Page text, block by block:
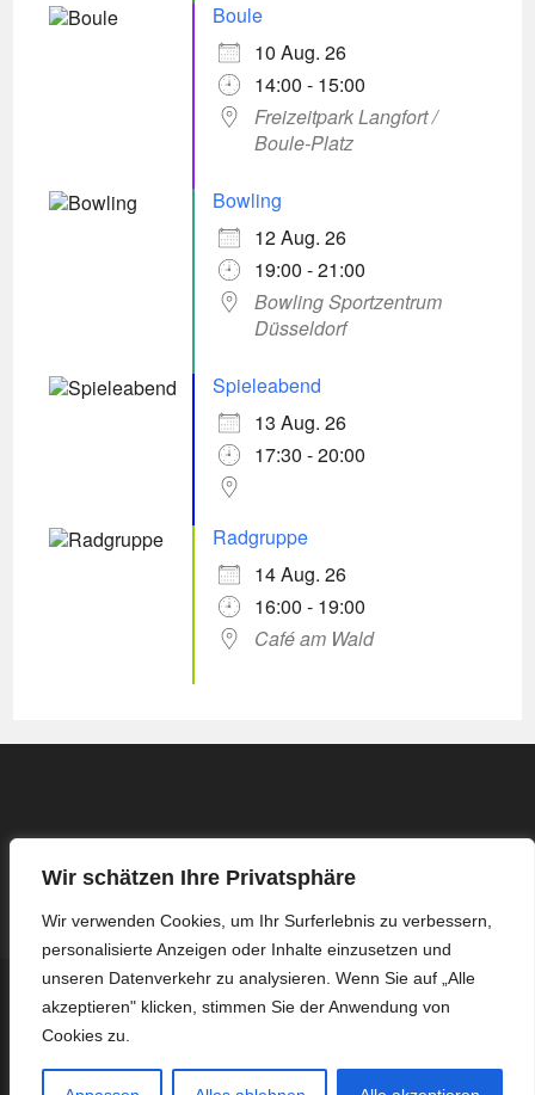
Wir schätzen Ihre Privatsphäre
Wir verwenden Cookies, um Ihr Surferlebnis zu verbessern,
personalisierte Anzeigen oder Inhalte einzusetzen und
unseren Datenverkehr zu analysieren. Wenn Sie auf „Alle
akzeptieren" klicken, stimmen Sie der Anwendung von
Cookies zu.
Boule
10 Aug. 26
14:00 - 15:00
Freizeitpark Langfort /
Boule-Platz
Bowling
12 Aug. 26
19:00 - 21:00
Bowling Sportzentrum
Düsseldorf
Spieleabend
13 Aug. 26
17:30 - 20:00
Radgruppe
14 Aug. 26
16:00 - 19:00
Café am Wald
Kontakt
Impressum / Datenschutzerklärung
Protokoll Basis-Treffen – 16.03.2026
Protokoll Basis-Treffen – 13.04.2026
Protokoll Basis-Treffen – 27.04.2026